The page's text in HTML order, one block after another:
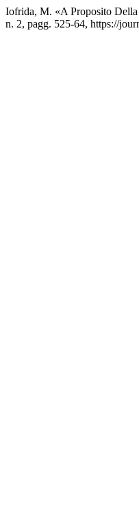
Iofrida, M. «A Proposito Della
n. 2, pagg. 525-64, https://